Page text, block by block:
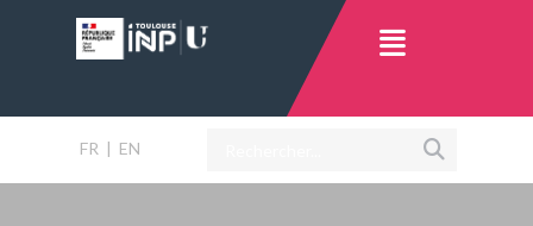
FR | EN